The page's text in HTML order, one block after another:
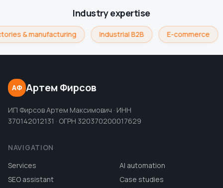
Industry expertise
& manufacturing Industrial B2B E-commerce
АФ Артем Фирсов
ИП Фирсов Артем Максимович · ИНН
370142012131 · ОГРН 320370200017629
NAVIGATION
Services
AI automation
SEO assistant
Case studies